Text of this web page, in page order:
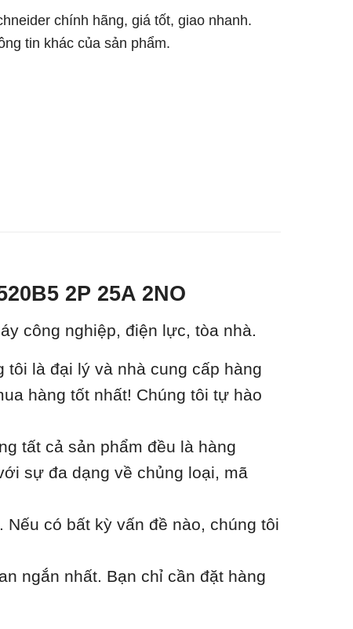
chính hãng, giá tốt, giao nhanh.
tin khác của sản phẩm.
2P 25A 2NO
công nghiệp, điện lực, tòa nhà.
là đại lý và nhà cung cấp hàng
hàng tốt nhất! Chúng tôi tự hào
tất cả sản phẩm đều là hàng
sự đa dạng về chủng loại, mã
có bất kỳ vấn đề nào, chúng tôi
ngắn nhất. Bạn chỉ cần đặt hàng